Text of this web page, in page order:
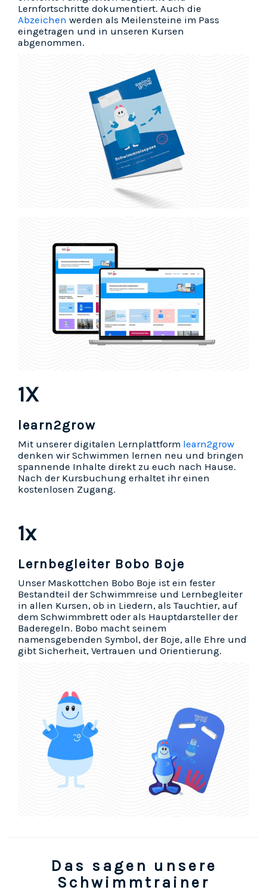
Lernfortschritte dokumentiert. Auch die
Abzeichen werden als Meilensteine im Pass
eingetragen und in unseren Kursen
abgenommen.
1X
learn2grow
Mit unserer digitalen Lernplattform learn2grow
denken wir Schwimmen lernen neu und bringen
spannende Inhalte direkt zu euch nach Hause.
Nach der Kursbuchung erhaltet ihr einen
kostenlosen Zugang.
1x
Lernbegleiter Bobo Boje
Unser Maskottchen Bobo Boje ist ein fester
Bestandteil der Schwimmreise und Lernbegleiter
in allen Kursen, ob in Liedern, als Tauchtier, auf
dem Schwimmbrett oder als Hauptdarsteller der
Baderegeln. Bobo macht seinem
namensgebenden Symbol, der Boje, alle Ehre und
gibt Sicherheit, Vertrauen und Orientierung.
Das sagen unsere
Schwimmtrainer